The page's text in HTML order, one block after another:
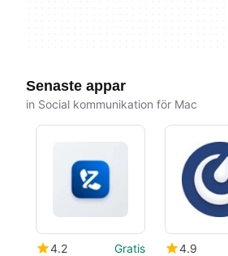
Senaste appar
in Social kommunikation för Mac
4.2 Gratis 4.9